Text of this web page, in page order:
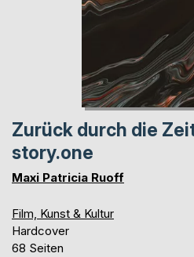
Zurück durch die
story.one
Maxi Patricia Ruoff
Film, Kunst & Kultur
Hardcover
68 Seiten